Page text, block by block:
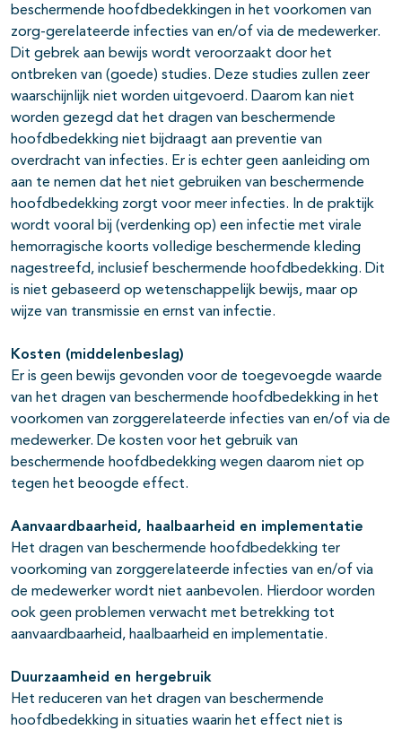
beschermende hoofdbedekkingen in het voorkomen van
zorg-gerelateerde infecties van en/of via de medewerker.
Dit gebrek aan bewijs wordt veroorzaakt door het
ontbreken van (goede) studies. Deze studies zullen zeer
waarschijnlijk niet worden uitgevoerd. Daarom kan niet
worden gezegd dat het dragen van beschermende
hoofdbedekking niet bijdraagt aan preventie van
overdracht van infecties. Er is echter geen aanleiding om
aan te nemen dat het niet gebruiken van beschermende
hoofdbedekking zorgt voor meer infecties. In de praktijk
wordt vooral bij (verdenking op) een infectie met virale
hemorragische koorts volledige beschermende kleding
nagestreefd, inclusief beschermende hoofdbedekking. Dit
is niet gebaseerd op wetenschappelijk bewijs, maar op
wijze van transmissie en ernst van infectie.
Kosten (middelenbeslag)
Er is geen bewijs gevonden voor de toegevoegde waarde
van het dragen van beschermende hoofdbedekking in het
voorkomen van zorggerelateerde infecties van en/of via de
medewerker. De kosten voor het gebruik van
beschermende hoofdbedekking wegen daarom niet op
tegen het beoogde effect.
Aanvaardbaarheid, haalbaarheid en implementatie
Het dragen van beschermende hoofdbedekking ter
voorkoming van zorggerelateerde infecties van en/of via
de medewerker wordt niet aanbevolen. Hierdoor worden
ook geen problemen verwacht met betrekking tot
aanvaardbaarheid, haalbaarheid en implementatie.
Duurzaamheid en hergebruik
Het reduceren van het dragen van beschermende
hoofdbedekking in situaties waarin het effect niet is